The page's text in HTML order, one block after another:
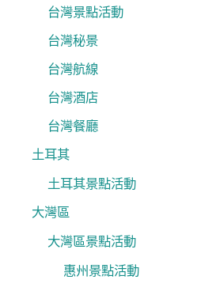
台灣景點活動
台灣秘景
台灣航線
台灣酒店
台灣餐廳
土耳其
土耳其景點活動
大灣區
大灣區景點活動
惠州景點活動